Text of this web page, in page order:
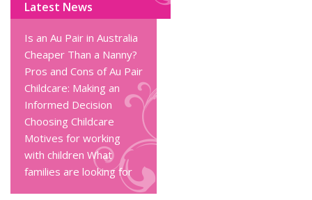
Latest News
Is an Au Pair in Australia
Cheaper Than a Nanny?
Pros and Cons of Au Pair
Childcare: Making an
Informed Decision
Choosing Childcare
Motives for working
with children What
families are looking for